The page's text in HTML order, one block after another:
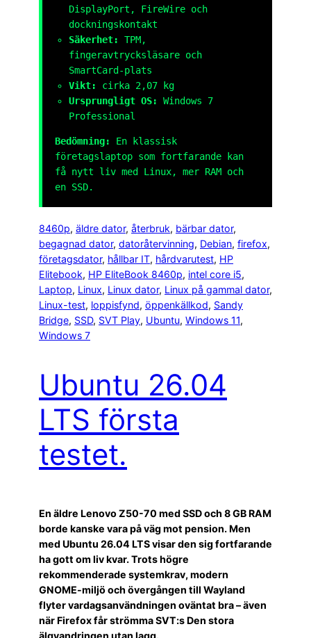
DisplayPort, FireWire och
dockningskontakt
Säkerhet:
TPM,
fingeravtrycksläsare och
SmartCard-plats
Vikt:
cirka 2,07 kg
Ursprungligt OS:
Windows 7
Professional
Bedömning:
En klassisk
företagslaptop som fortfarande kan
få nytt liv med Linux, mer RAM och
en SSD.
8460p, äldre dator, återbruk, bärbar dator
begagnad dator, datoråtervinning, Debian, firefox
företagsdator, hållbar IT, hårdvarutest, HP
Elitebook, HP EliteBook 8460p, intel core i5
Laptop, Linux, Linux dator, Linux på gammal dator
Linux-test, loppisfynd, öppenkällkod, Sandy
Bridge, SSD, SVT Play, Ubuntu, Windows 11
Windows 7
Ubuntu 26.04
LTS första
testet.
En äldre Lenovo Z50-70 med SSD och 8 GB RAM
borde kanske vara på väg mot pension. Men
med Ubuntu 26.04 LTS visar den sig fortfarande
ha gott om liv kvar. Trots högre
rekommenderade systemkrav, modern
GNOME-miljö och övergången till Wayland
flyter vardagsanvändningen oväntat bra – även
när Firefox får strömma SVT:s Den stora